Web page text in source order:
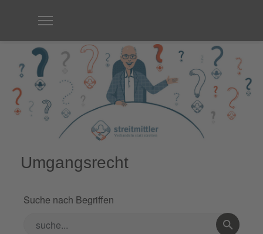
Umgangsrecht
Suche nach Begriffen